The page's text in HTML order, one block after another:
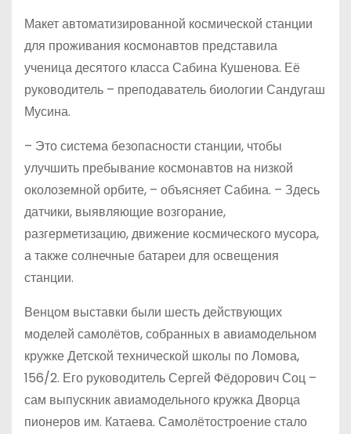
Макет автоматизированной космической станции
для проживания космонавтов представила
ученица десятого класса Сабина Кушенова. Её
руководитель – преподаватель биологии Сандугаш
Мусина.
– Это система безопасности станции, чтобы
улучшить пребывание космонавтов на низкой
околоземной орбите, – объясняет Сабина. – Здесь
датчики, выявляющие возгорание,
разгерметизацию, движение космического мусора,
а также солнечные батареи для освещения
станции.
Венцом выставки были шесть действующих
моделей самолётов, собранных в авиамодельном
кружке Детской технической школы по Ломова,
156/2. Его руководитель Сергей Фёдорович Соц –
сам выпускник авиамодельного кружка Дворца
пионеров им. Катаева. Самолётостроение стало